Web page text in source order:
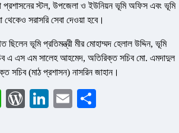
প্রশাসনের স্টল, উপজেলা ও ইউনিয়ন ভূমি অফিস এবং ভূমি
থেকেও সরাসরি সেবা দেওয়া হবে।
ছিলেন ভূমি প্রতিমন্ত্রী মীর মোহাম্মদ হেলাল উদ্দিন, ভূমি
এ এস এম সালেহ আহমেদ, অতিরিক্ত সচিব মো. এমদাদুল
সচিব (মাঠ প্রশাসন) নাসরিন জাহান।
WhatsApp
WordPress
LinkedIn
Email